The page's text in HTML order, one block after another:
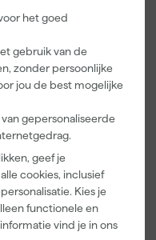
het goed
gebruik van de
zonder persoonlijke
jou de best mogelijke
gepersonaliseerde
geef je
cookies, inclusief
Kies je
functionele en
vind je in ons
Go!Paint Roll
Verfbak -
12cm Roller -
0,5L + 5
Inzetbakken
Maandag
bezorgd
3,99